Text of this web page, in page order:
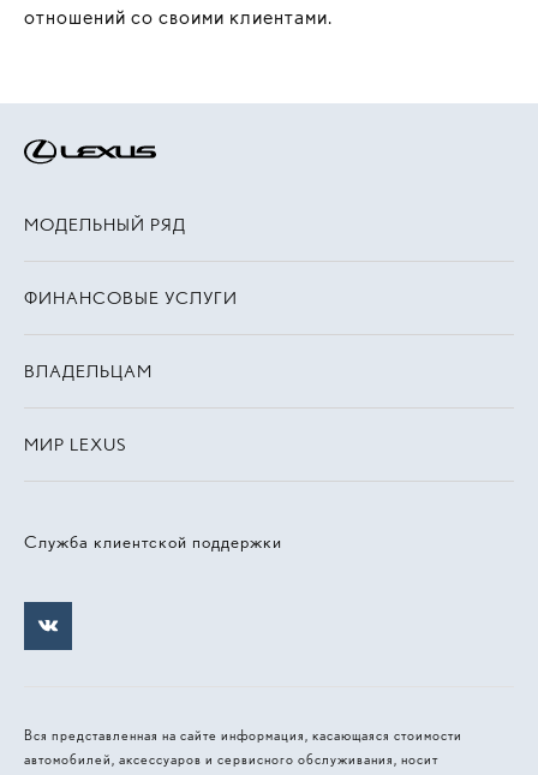
отношений со своими клиентами.
Служба клиентской поддержки
МОДЕЛЬНЫЙ РЯД
ФИНАНСОВЫЕ УСЛУГИ
ВЛАДЕЛЬЦАМ
МИР LEXUS
Вся представленная на сайте информация, касающаяся стоимости
автомобилей, аксессуаров и сервисного обслуживания, носит